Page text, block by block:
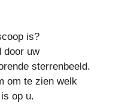
is?
door uw
sterrenbeeld.
om te zien welk
op u.